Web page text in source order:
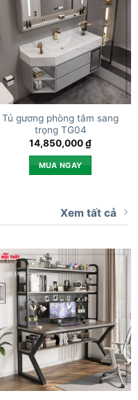
Tủ gương phòng tắm sang
trọng TG04
14,850,000₫
MUA NGAY
Xem tất cả